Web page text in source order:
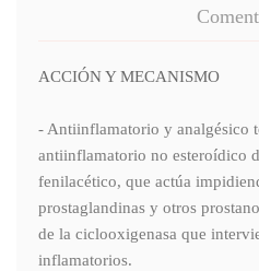
ACCIÓN Y MECANISMO
- Antiinflamatorio y analgésico
antiinflamatorio no esteroídico
fenilacético, que actúa
prostaglandinas y otros
de la ciclooxigenasa que
inflamatorios.